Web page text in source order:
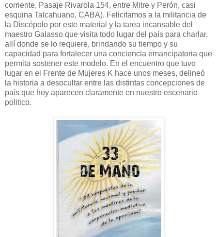
corriente, Pasaje Rivarola 154, entre Mitre y Perón, casi
esquina Talcahuano, CABA). Felicitamos a la militancia de
la Discépolo por este material y la tarea incansable del
maestro Galasso que visita todo lugar del país para charlar,
allí donde se lo requiere, brindando su tiempo y su
capacidad para fortalecer una conciencia emancipatoria que
permita sostener este modelo. En el encuentro que tuvo
lugar en el Frente de Mujeres K hace unos meses, delineó
la historia a desocultar entre las distintas concepciones de
país que hoy aparecen claramente en nuestro escenario
politico.